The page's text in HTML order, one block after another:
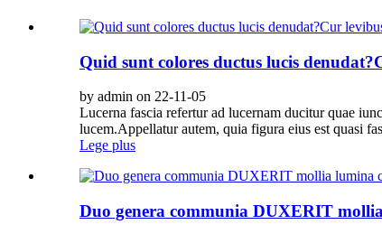
Quid sunt colores ductus lucis
by admin on 22-11-05
Lucerna fascia refertur ad lucernam ducitur quae
lucem.Appellatur autem, quia figura eius est quasi
Lege plus
Duo genera communia DUXERIT